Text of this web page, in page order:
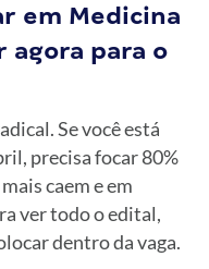
em Medicina
agora para o
Se você está
precisa focar 80%
caem e em
ver todo o edital,
dentro da vaga.